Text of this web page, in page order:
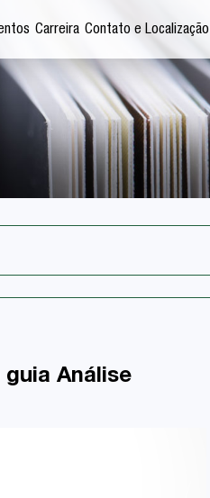
Carreira Contato e Localização
Análise